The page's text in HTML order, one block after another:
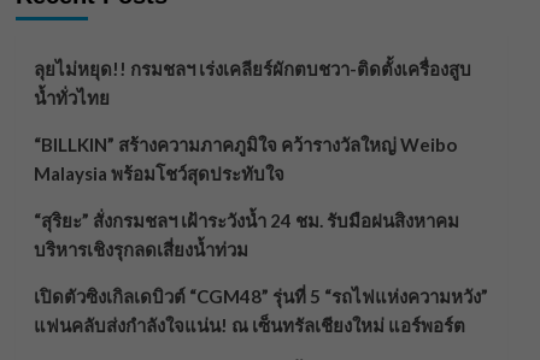
ลุยไม่หยุด!! กรมชลฯ เร่งเคลียร์ผักตบชวา-ติดตั้งเครื่องสูบ
น้ำทั่วไทย
“BILLKIN” สร้างความภาคภูมิใจ คว้ารางวัลใหญ่ Weibo
Malaysia พร้อมโชว์สุดประทับใจ
“สุริยะ” สั่งกรมชลฯ เฝ้าระวังน้ำ 24 ชม. รับมือฝนสิงหาคม
บริหารเชิงรุกลดเสี่ยงน้ำท่วม
เปิดตัวซิงเกิลเดบิวต์ “CGM48” รุ่นที่ 5 “รถไฟแห่งความหวัง”
แฟนคลับส่งกำลังใจแน่น! ณ เซ็นทรัลเชียงใหม่ แอร์พอร์ต